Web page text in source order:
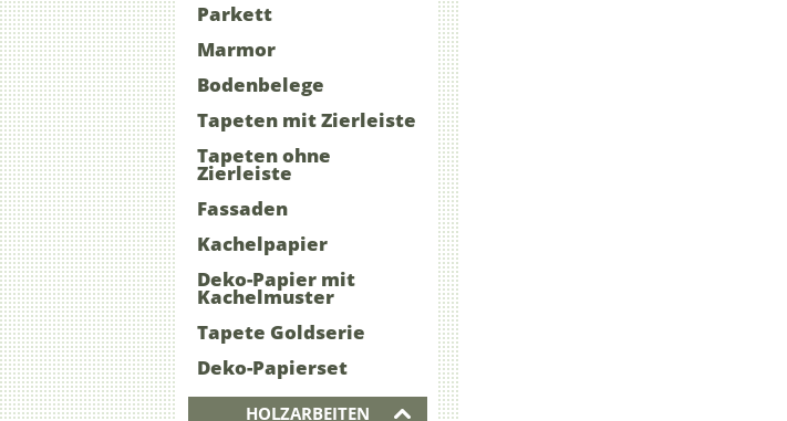
Parkett
Marmor
Bodenbelege
Tapeten mit Zierleiste
Tapeten ohne
Zierleiste
Fassaden
Kachelpapier
Deko-Papier mit
Kachelmuster
Tapete Goldserie
Deko-Papierset
HOLZARBEITEN